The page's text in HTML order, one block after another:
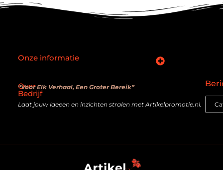
Over
Bedrijf
“Voor Elk Verhaal, Een Groter Bereik”
Laat jouw ideeën en inzichten stralen met Artikelpromotie.nl.
Onze informatie